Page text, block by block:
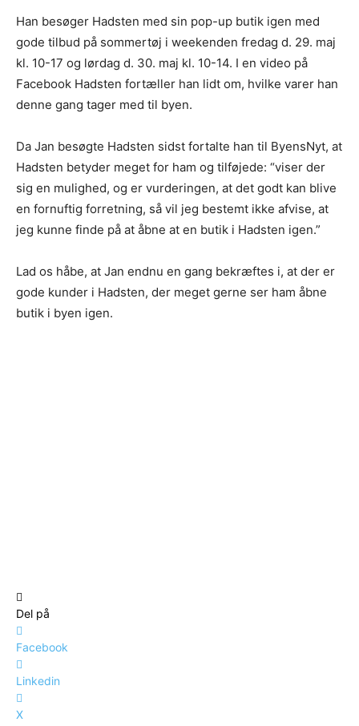
Han besøger Hadsten med sin pop-up butik igen med
gode tilbud på sommertøj i weekenden fredag d. 29. maj
kl. 10-17 og lørdag d. 30. maj kl. 10-14. I en video på
Facebook Hadsten fortæller han lidt om, hvilke varer han
denne gang tager med til byen.
Da Jan besøgte Hadsten sidst fortalte han til ByensNyt, at
Hadsten betyder meget for ham og tilføjede: “viser der
sig en mulighed, og er vurderingen, at det godt kan blive
en fornuftig forretning, så vil jeg bestemt ikke afvise, at
jeg kunne finde på at åbne at en butik i Hadsten igen.”
Lad os håbe, at Jan endnu en gang bekræftes i, at der er
gode kunder i Hadsten, der meget gerne ser ham åbne
butik i byen igen.
Del på
Facebook
Linkedin
X